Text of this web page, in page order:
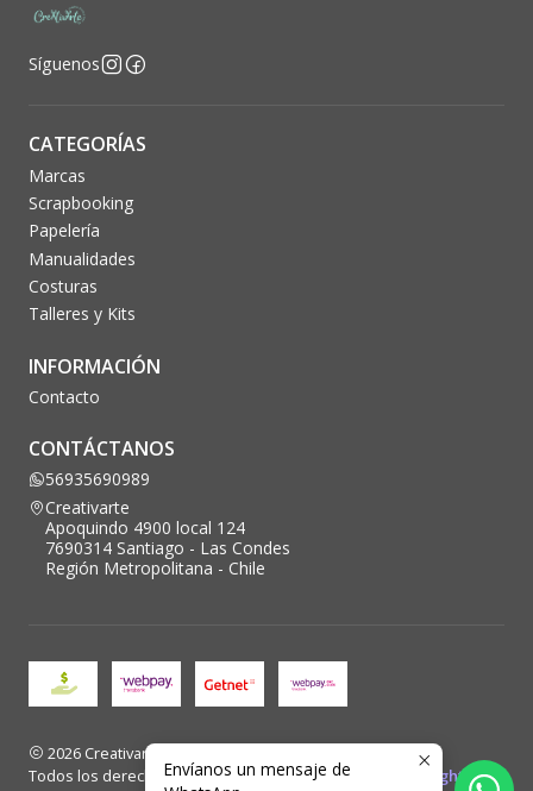
Síguenos
CATEGORÍAS
Marcas
Scrapbooking
Papelería
Manualidades
Costuras
Talleres y Kits
INFORMACIÓN
Contacto
CONTÁCTANOS
56935690989
Creativarte
Apoquindo 4900 local 124
7690314 Santiago - Las Condes
Región Metropolitana - Chile
2026 Creativarte.
Todos los derechos reservados. Desarrollado por
Blacklight
Envíanos un mensaje de